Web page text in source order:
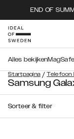
END OF
Startpagina / Telefoon
Alles bekijken
Samsung
Sorteer & filter